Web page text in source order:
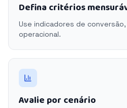
Defina critérios
Use indicadores de
operacional.
Avalie por cenário